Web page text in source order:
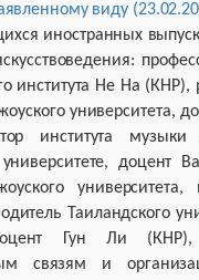
виду
иностранных
института Не На (КНР),
университета,
института
университете, доцент
Таиландского
Гун Ли (КНР),
связям и